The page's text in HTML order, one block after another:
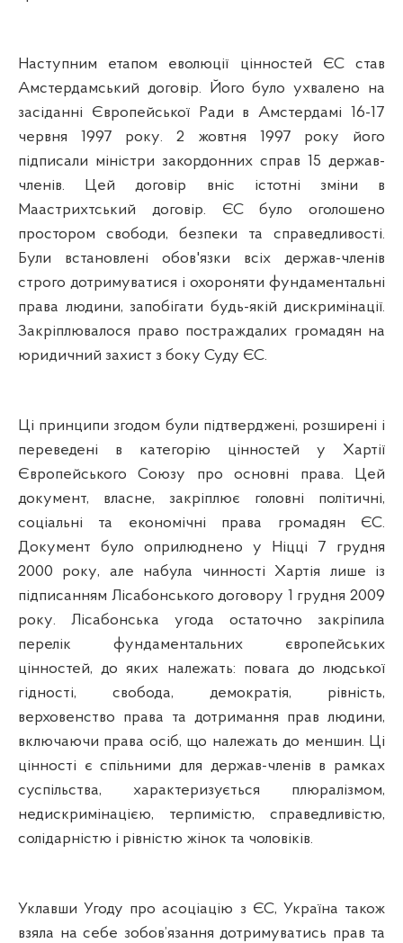
Наступним етапом еволюції цінностей ЄС став
Амстердамський договір. Його було ухвалено на
засіданні Європейської Ради в Амстердамі 16-17
червня 1997 року. 2 жовтня 1997 року його
підписали міністри закордонних справ 15 держав-
членів. Цей договір вніс істотні зміни в
Маастрихтський договір. ЄС було оголошено
простором свободи, безпеки та справедливості.
Були встановлені обов'язки всіх держав-членів
строго дотримуватися і охороняти фундаментальні
права людини, запобігати будь-якій дискримінації.
Закріплювалося право постраждалих громадян на
юридичний захист з боку Суду ЄС.
Ці принципи згодом були підтверджені, розширені і
переведені в категорію цінностей у Хартії
Європейського Союзу про основні права. Цей
документ, власне, закріплює головні політичні,
соціальні та економічні права громадян ЄС.
Документ було оприлюднено у Ніцці 7 грудня
2000 року, але набула чинності Хартія лише із
підписанням Лісабонського договору 1 грудня 2009
року. Лісабонська угода остаточно закріпила
перелік фундаментальних європейських
цінностей, до яких належать: повага до людської
гідності, свобода, демократія, рівність,
верховенство права та дотримання прав людини,
включаючи права осіб, що належать до меншин. Ці
цінності є спільними для держав-членів в рамках
суспільства, характеризується плюралізмом,
недискримінацією, терпимістю, справедливістю,
солідарністю і рівністю жінок та чоловіків.
Уклавши Угоду про асоціацію з ЄС, Україна також
взяла на себе зобов’язання дотримуватись прав та